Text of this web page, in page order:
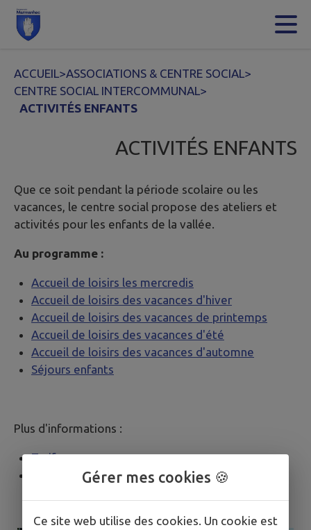
Contenu
ACCUEIL>ASSOCIATIONS & CENTRE SOCIAL>
CENTRE SOCIAL INTERCOMMUNAL>
ACTIVITÉS ENFANTS
ACTIVITÉS ENFANTS
Que ce soit pendant la période scolaire ou les
vacances, le centre social propose des ateliers et
activités pour les enfants de la vallée.
Au programme :
Accueil de loisirs les mercredis
Accueil de loisirs des vacances d'hiver
Accueil de loisirs des vacances de printemps
Accueil de loisirs des vacances d'été
Accueil de loisirs des vacances d'automne
Séjours enfants
Plus d'informations :
Tarifs
Règlement intérieur
Gérer mes cookies 🍪
Ce site web utilise des cookies. Un cookie est